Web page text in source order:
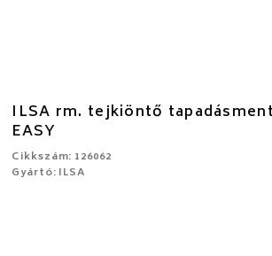
ILSA rm. tejkiöntő
EASY
Cikkszám: 126062
Gyártó: ILSA